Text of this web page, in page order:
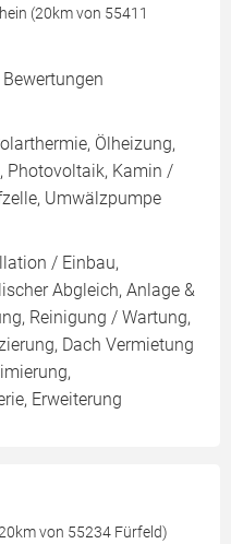
(20km von 55411
Ölheizung,
Photovoltaik, Kamin /
Umwälzpumpe
/ Einbau,
Abgleich, Anlage &
Reinigung / Wartung,
Dach Vermietung
Erweiterung
von 55234 Fürfeld)